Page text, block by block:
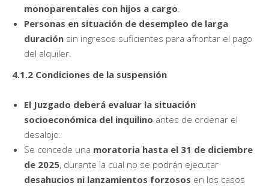
monoparentales con hijos a cargo
Personas en situación de desempleo de larga
duración sin ingresos suficientes para afrontar el pago
del alquiler.
4.1.2 Condiciones de la suspensión
El Juzgado deberá evaluar la situación
socioeconómica del inquilino antes de ordenar el
desalojo.
Se concede una moratoria hasta el 31 de diciembre
de 2025, durante la cual no se podrán ejecutar
desahucios ni lanzamientos forzosos en los casos